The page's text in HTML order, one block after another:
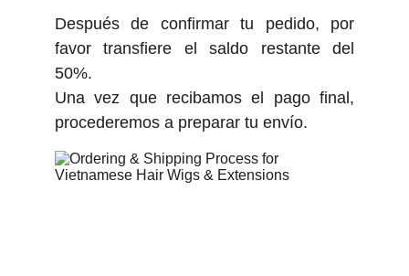
Después de confirmar tu pedido, por
favor transfiere el saldo restante del
50%.
Una vez que recibamos el pago final,
procederemos a preparar tu envío.